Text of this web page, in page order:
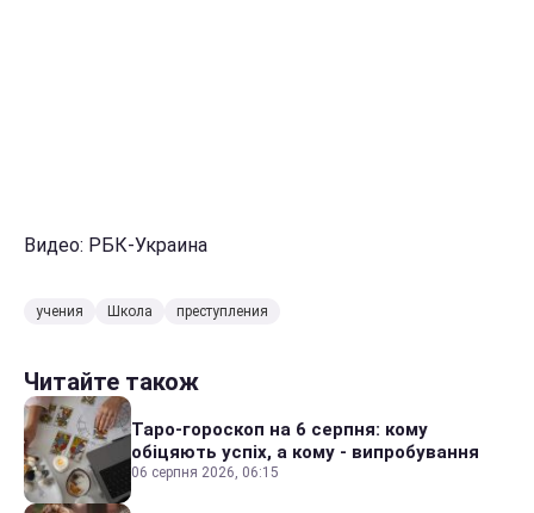
Видео: РБК-Украина
учения Школа преступления
Читайте також
Таро-гороскоп на 6 серпня: кому
обіцяють успіх, а кому - випробування
06 серпня 2026, 06:15